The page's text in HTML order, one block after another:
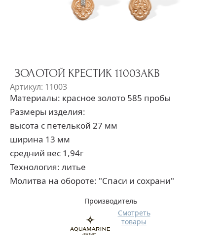
ЗОЛОТОЙ КРЕСТИК 11003АКВ
Артикул: 11003
Материалы: красное золото 585 пробы
Размеры изделия:
высота с петелькой 27 мм
ширина 13 мм
средний вес 1,94г
Технология: литье
Молитва на обороте: "Спаси и сохрани"
Производитель
Смотреть
товары